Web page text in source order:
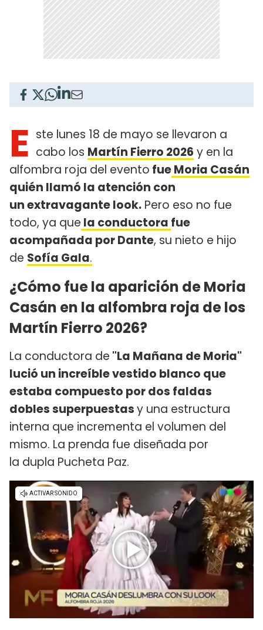
E ste lunes 18 de mayo se llevaron a
cabo los Martín Fierro 2026 y en la
alfombra roja del evento fueMoria Casán
quién llamó la atención con
un extravagante look. Pero eso no fue
todo, ya que la conductora fue
acompañada por Dante, su nieto e hijo
de Sofía Gala.
¿Cómo fue la aparición de Moria
Casán en la alfombra roja de los
Martín Fierro 2026?
La conductora de "La Mañana de Moria"
lució un increíble vestido blanco que
estaba compuesto por dos faldas
dobles superpuestasy una estructura
interna que incrementa el volumen del
mismo. La prenda fue diseñada por
la dupla Pucheta Paz.